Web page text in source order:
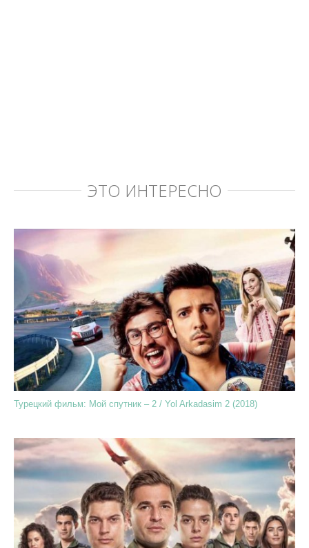
ЭТО ИНТЕРЕСНО
Турецкий фильм: Мой спутник – 2 / Yol Arkadasim 2 (2018)